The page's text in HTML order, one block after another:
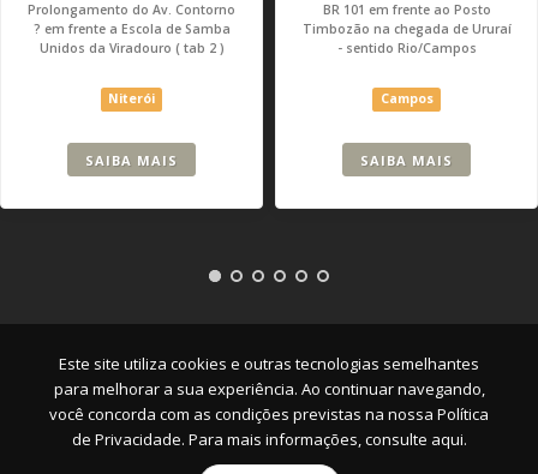
Este site utiliza cookies e outras tecnologias semelhantes
para melhorar a sua experiência. Ao continuar navegando,
você concorda com as condições previstas na nossa Política
de Privacidade. Para mais informações, consulte aqui.
Prolongamento do Av. Contorno
? em frente a Escola de Samba
Unidos da Viradouro ( tab 2 )
Niterói
SAIBA MAIS
BR 101 em frente ao Posto
Timbozão na chegada de Ururaí
- sentido Rio/Campos
Campos
SAIBA MAIS
Empresa|Serviços|Pontos|Contato